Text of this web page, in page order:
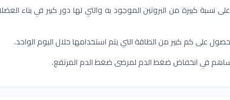
نسبة كبيرة من البروتين الموجود به والتي لها دور كبير في بناء
على كم كبير من الطاقة التي يتم استخدامها خلال اليوم الواحد.
في انخفاض ضغط الدم لمرضى ضغط الدم المرتفع.